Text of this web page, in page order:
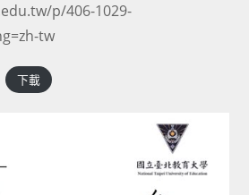
p/406-1029-
tw
下載